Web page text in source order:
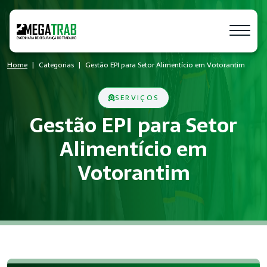
Home Categorias Gestão EPI para Setor Alimentício em Votorantim
SERVIÇOS
Gestão EPI para Setor
Alimentício em
Votorantim
Empresas de todos os portes que possuem empregados